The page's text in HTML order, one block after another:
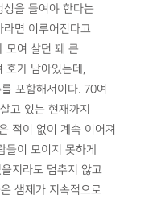
성을 들여야 한다는
라면 이루어진다고
모여 살던 꽤 큰
호가 남아있는데,
포함해서이다. 70여
고 있는 현재까지
적이 없이 계속 이어져
이 모이지 못하게
지라도 멈추지 않고
샘제가 지속적으로